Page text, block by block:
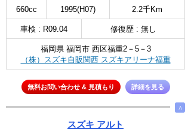
660cc 1995(H07) 2.2千Km
車検 : R09.04 修復歴 : 無し
福岡県 福岡市 西区福重2－5－3
（株）スズキ自販関西 スズキアリーナ福重
無料お問い合わせ & 見積もり 詳細を見る
∧
スズキ アルト